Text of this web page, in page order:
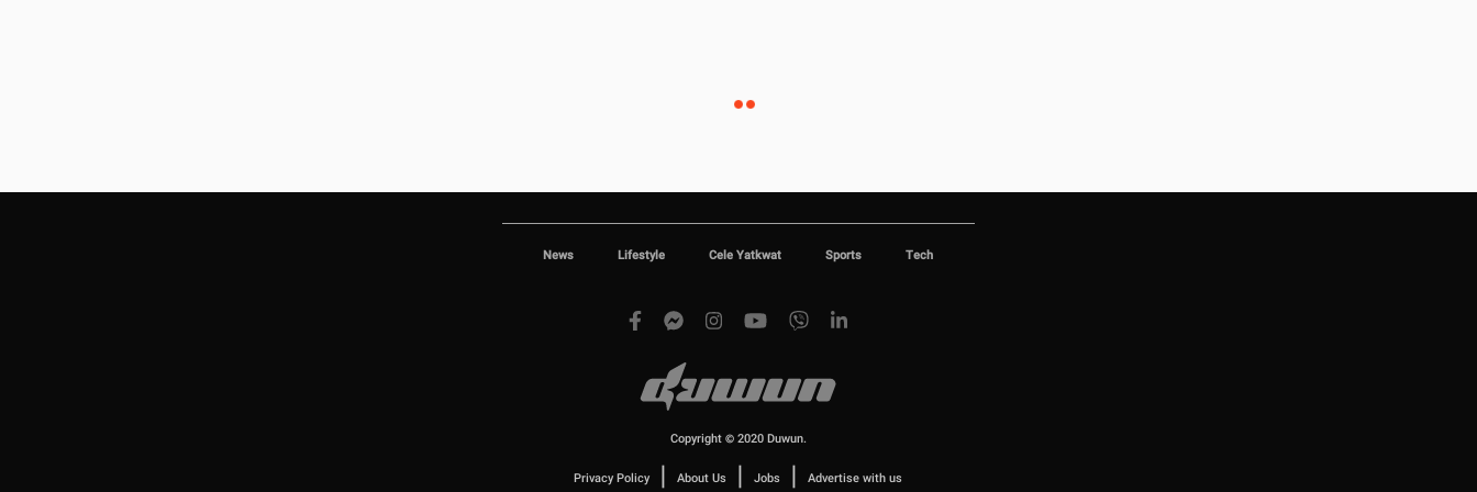
News Lifestyle Cele Yatkwat Sports Tech
Copyright © 2020 Duwun.
Privacy Policy | About Us | Jobs | Advertise with us